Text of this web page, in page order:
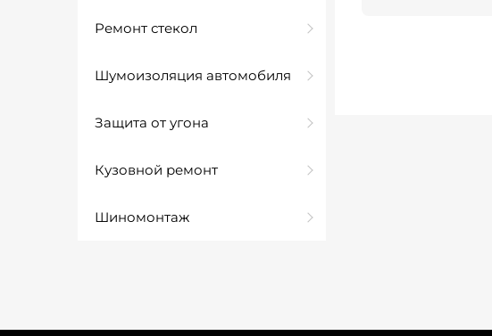
Ремонт стекол
Шумоизоляция автомобиля
Защита от угона
Кузовной ремонт
Шиномонтаж